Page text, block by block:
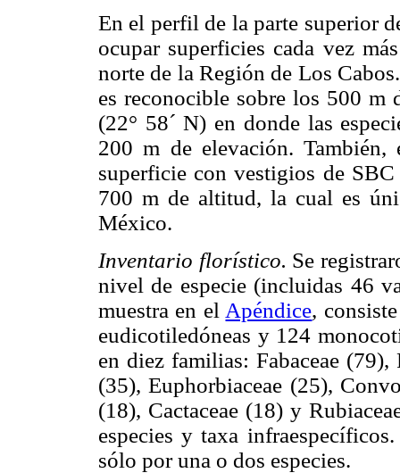
En el perfil de la parte superior
ocupar superficies cada vez
norte de la Región de Los
es reconocible sobre los 500 m
(22° 58´ N) en donde las
200 m de elevación.
superficie con vestigios de
700 m de altitud, la cual es
México.
Inventario florístico. Se
nivel de especie (incluidas 46
muestra en el Apéndice,
eudicotiledóneas y 124
en diez familias: Fabaceae (79),
(35), Euphorbiaceae (25),
(18), Cactaceae (18) y
especies y taxa
sólo por una o dos especies.